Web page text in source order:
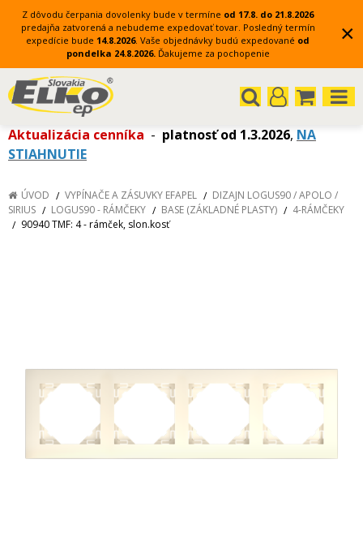
Z dôvodu čerpania dovolenky bude v termíne od 17.8. do 21.8.2026
predajňa zatvorená a nebudeme expedovať tovar. Posledný termín
expedície bude 14.8.2026. Vaše objednávky budú expedované od
pondelka 24.8.2026. Ďakujeme za pochopenie
×
Aktualizácia cenníka - platnosť od 1.3.2026, NA
STIAHNUTIE
ÚVOD VYPÍNAČE A ZÁSUVKY EFAPEL
DIZAJN LOGUS90 / APOLO /
SIRIUS
LOGUS90 - RÁMČEKY BASE (ZÁKLADNÉ PLASTY)
4-RÁMČEKY
90940 TMF: 4 - rámček, slon.kosť